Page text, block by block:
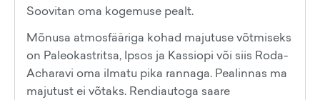
Soovitan oma kogemuse pealt.
Mõnusa atmosfääriga kohad majutuse võtmiseks
on Paleokastritsa, Ipsos ja Kassiopi või siis Roda-
Acharavi oma ilmatu pika rannaga. Pealinnas ma
majutust ei võtaks. Rendiautoga saare